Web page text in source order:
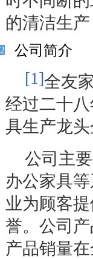
的清洁生
2 公司简介
[1]全友
经过二十
具生产龙头
公司主
办公家具
业为顾客
誉。公司
产品销量